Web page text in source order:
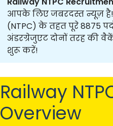
आपके लिए जबरदस्त न्यूज़ है!
(NTPC) के तहत पूरे 8875
अंडरग्रेजुएट दोनों तरह की
शुरू करें!
Railway
Overview